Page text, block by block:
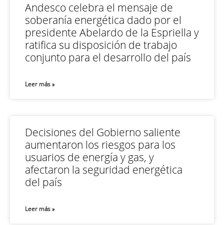
Andesco celebra el mensaje de
soberanía energética dado por el
presidente Abelardo de la Espriella y
ratifica su disposición de trabajo
conjunto para el desarrollo del país
Leer más »
Decisiones del Gobierno saliente
aumentaron los riesgos para los
usuarios de energía y gas, y
afectaron la seguridad energética
del país
Leer más »